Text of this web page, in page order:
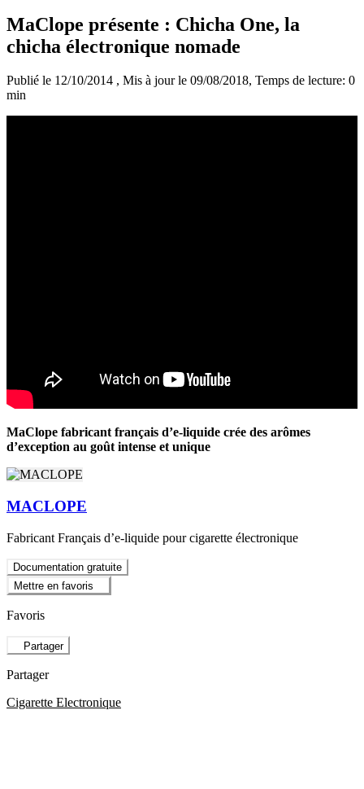
MaClope présente : Chicha One, la
chicha électronique nomade
Publié le 12/10/2014 , Mis à jour le 09/08/2018, Temps de lecture: 0
min
MaClope fabricant français d’e-liquide crée des arômes
d’exception au goût intense et unique
MACLOPE
Fabricant Français d’e-liquide pour cigarette électronique
Documentation gratuite
Mettre en favoris
Favoris
Partager
Partager
Cigarette Electronique